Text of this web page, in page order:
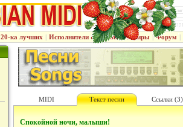
20-ка лучших | Исполнители & группы | Жанры | Форум |
MIDI Текст песни Ссылки (3)
Спокойной ночи, малыши!